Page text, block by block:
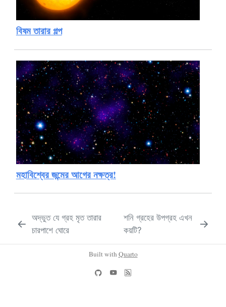
বিষম তারার গল্প
মহাবিশ্বের জন্মের আগের নক্ষত্র!
অদ্ভুত যে গ্রহ মৃত তারার
চারপাশে ঘোরে
শনি গ্রহের উপগ্রহ এখন
কয়টি?
Built with Quarto